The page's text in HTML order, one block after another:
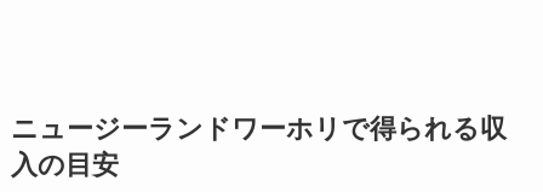
ニュージーランドワーホリで得られる収
入の目安